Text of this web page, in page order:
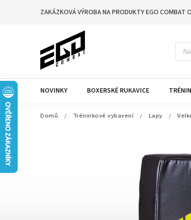
ZAKÁZKOVÁ VÝROBA NA PRODUKTY EGO COMBAT
NOVINKY BOXERSKÉ RUKAVICE
Domů / Tréninkové vybavení / Lapy /